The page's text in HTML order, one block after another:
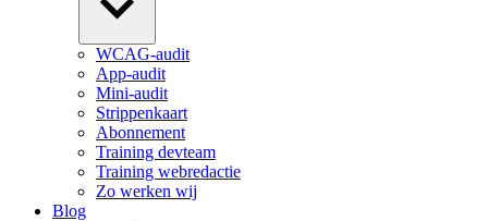
WCAG-audit
App-audit
Mini-audit
Strippenkaart
Abonnement
Training devteam
Training webredactie
Zo werken wij
Blog